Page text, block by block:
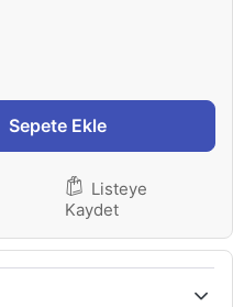
Sepete Ekle
Listeye
Kaydet